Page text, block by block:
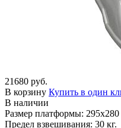
21680 руб.
В корзину Купить в один
В наличии
Размер платформы:
Предел взвешивания: 30 кг.